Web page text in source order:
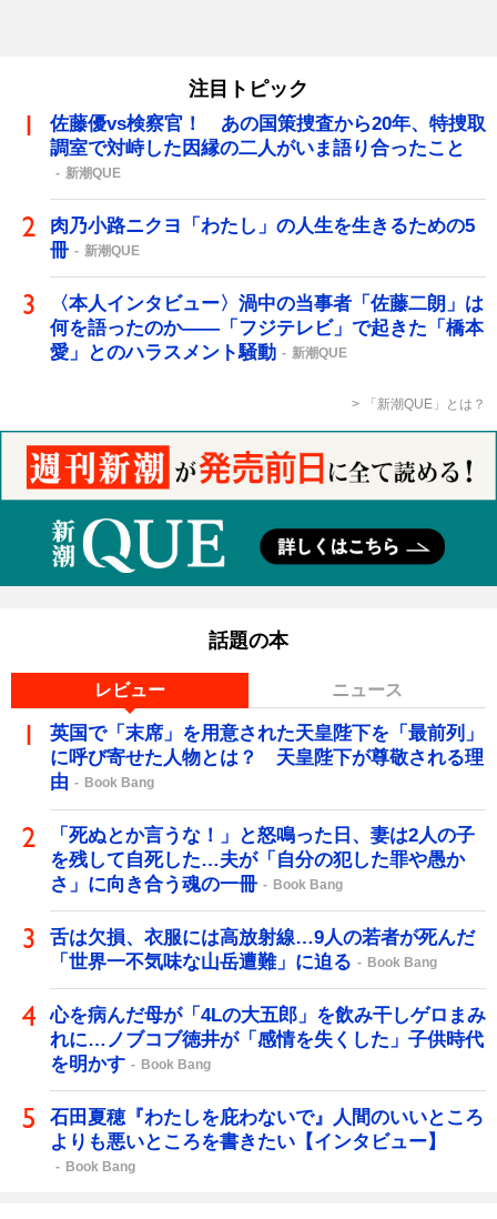
注目トピック
佐藤優vs検察官！ あの国策捜査から20年、特捜取
調室で対峙した因縁の二人がいま語り合ったこと
新潮QUE
肉乃小路ニクヨ「わたし」の人生を生きるための5
冊
新潮QUE
〈本人インタビュー〉渦中の当事者「佐藤二朗」は
何を語ったのか――「フジテレビ」で起きた「橋本
愛」とのハラスメント騒動
新潮QUE
「新潮QUE」とは？
話題の本
レビュー ニュース
英国で「末席」を用意された天皇陛下を「最前列」
に呼び寄せた人物とは？ 天皇陛下が尊敬される理
由
Book Bang
「死ぬとか言うな！」と怒鳴った日、妻は2人の子
を残して自死した…夫が「自分の犯した罪や愚か
さ」に向き合う魂の一冊
Book Bang
舌は欠損、衣服には高放射線…9人の若者が死んだ
「世界一不気味な山岳遭難」に迫る
Book Bang
心を病んだ母が「4Lの大五郎」を飲み干しゲロまみ
れに…ノブコブ徳井が「感情を失くした」子供時代
を明かす
Book Bang
石田夏穂『わたしを庇わないで』人間のいいところ
よりも悪いところを書きたい【インタビュー】
Book Bang